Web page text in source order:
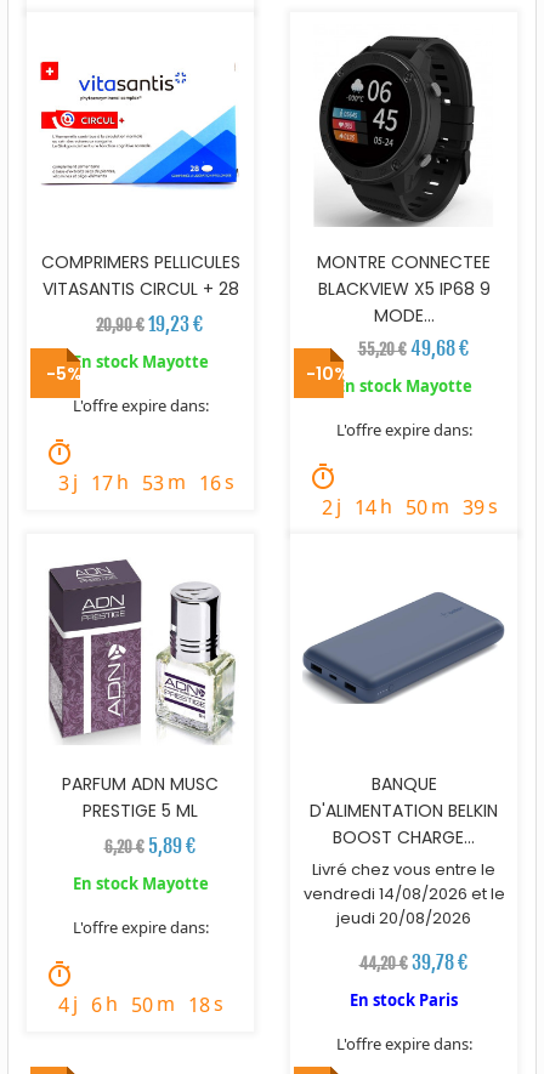
COMPRIMERS PELLICULES
VITASANTIS CIRCUL + 28
20,90 €19,23 €
En stock Mayotte
L'offre expire dans:
timer
3j 17h 53m 14s
MONTRE CONNECTEE
BLACKVIEW X5 IP68 9
MODE...
55,20 € 49,68 €
En stock Mayotte
L'offre expire dans:
timer
2j 14h 50m 37s
-5%
PARFUM ADN MUSC
PRESTIGE 5 ML
6,20 € 5,89 €
En stock Mayotte
L'offre expire dans:
timer
4j 6h 50m 16s
-10%
BANQUE
D'ALIMENTATION BELKIN
BOOST CHARGE...
Livré chez vous entre le
vendredi 14/08/2026 et le
jeudi 20/08/2026
44,20 € 39,78 €
En stock Paris
L'offre expire dans: